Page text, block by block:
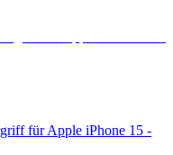
für Apple iPhone 15 -